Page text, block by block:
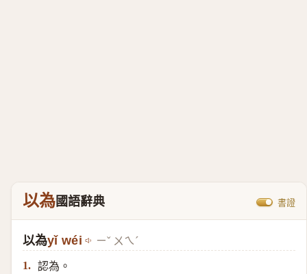
以為國語辭典 書證
以為yǐ wéi ㄧˇ ㄨㄟˊ
1. 認為。